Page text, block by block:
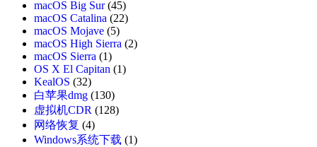
macOS Big Sur(45)
macOS Catalina (22)
macOS Mojave (5)
macOS High Sierra (2)
macOS Sierra (1)
OS X El Capitan (1)
KealOS (32)
白苹果dmg (130)
虚拟机CDR (128)
网络恢复 (4)
Windows系统下载 (1)